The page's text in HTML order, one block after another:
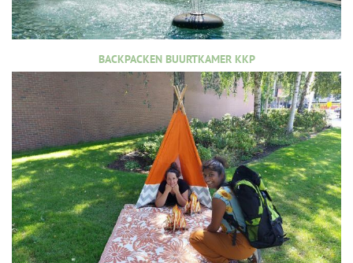
BACKPACKEN BUURTKAMER KKP